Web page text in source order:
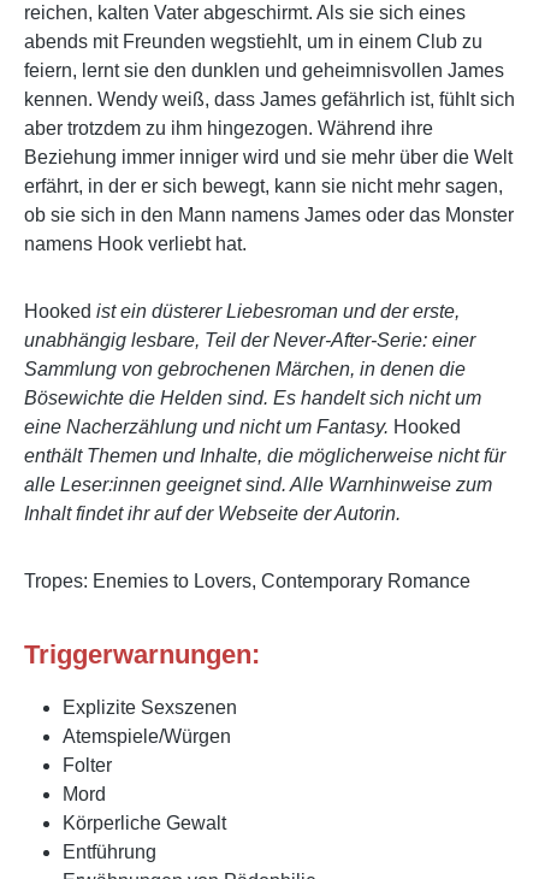
reichen, kalten Vater abgeschirmt. Als sie sich eines
abends mit Freunden wegstiehlt, um in einem Club zu
feiern, lernt sie den dunklen und geheimnisvollen James
kennen. Wendy weiß, dass James gefährlich ist, fühlt sich
aber trotzdem zu ihm hingezogen. Während ihre
Beziehung immer inniger wird und sie mehr über die Welt
erfährt, in der er sich bewegt, kann sie nicht mehr sagen,
ob sie sich in den Mann namens James oder das Monster
namens Hook verliebt hat.
Hooked ist ein düsterer Liebesroman und der erste,
unabhängig lesbare, Teil der Never-After-Serie: einer
Sammlung von gebrochenen Märchen, in denen die
Bösewichte die Helden sind. Es handelt sich nicht um
eine Nacherzählung und nicht um Fantasy. Hooked
enthält Themen und Inhalte, die möglicherweise nicht für
alle Leser:innen geeignet sind. Alle Warnhinweise zum
Inhalt findet ihr auf der Webseite der Autorin.
Tropes: Enemies to Lovers, Contemporary Romance
Triggerwarnungen:
Explizite Sexszenen
Atemspiele/Würgen
Folter
Mord
Körperliche Gewalt
Entführung